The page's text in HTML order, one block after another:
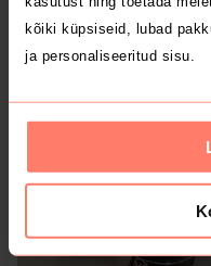
kõiki küpsiseid, lubad
ja personaliseeritud sisu.
6 €
Ed Hardy
1